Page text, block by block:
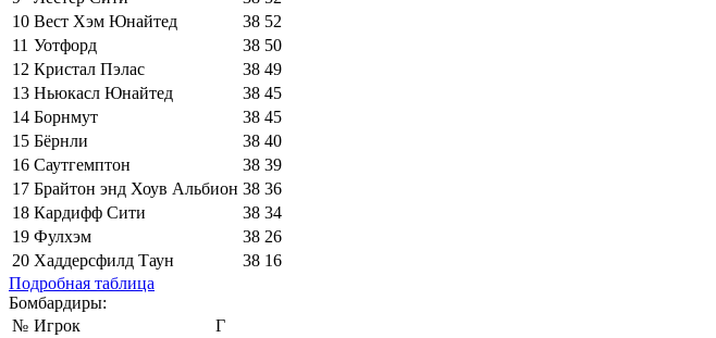
10 Вест Хэм Юнайтед 38 52
11 Уотфорд 38 50
12 Кристал Пэлас 38 49
13 Ньюкасл Юнайтед 38 45
14 Борнмут 38 45
15 Бёрнли 38 40
16 Саутгемптон 38 39
17 Брайтон энд Хоув Альбион 38 36
18 Кардифф Сити 38 34
19 Фулхэм 38 26
20 Хаддерсфилд Таун 38 16
Подробная таблица
Бомбардиры:
№ Игрок
Г